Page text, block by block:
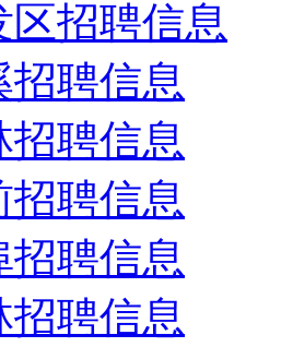
区招聘信息
招聘信息
招聘信息
招聘信息
招聘信息
招聘信息